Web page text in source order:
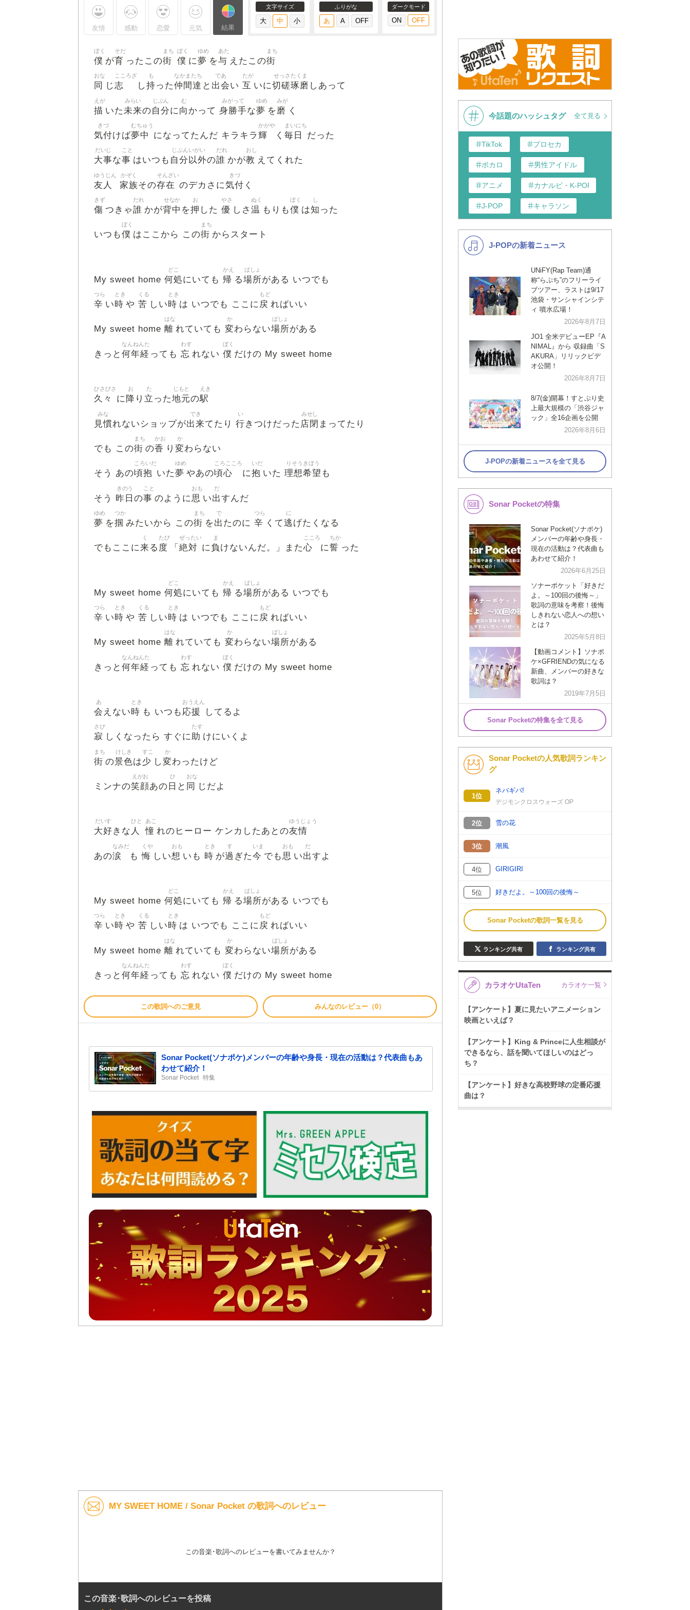
友情 感動 恋愛 元気 結果
文字サイズ ふりがな ダークモード
僕
ぼく
が育
そだ
ったこの街
まち
僕
ぼく
に夢
ゆめ
を与
あた
えたこの街
まち
同
おな
じ志
こころざ
し持
も
った仲間達
なかまたち
と 出会
であ
い 互
たが
いに切磋琢磨
せっさたくま
しあって
描
えが
いた 未来
みらい
の自分
じぶん
に向
む
かって 身勝手
みがって
な夢
ゆめ
を 磨
みが
く
気付
きづ
けば夢中
むちゅう
になってたんだ キラキラ 輝
かがや
く 毎日
まいにち
だった
大事
だいじ
な事
こと
はいつも 自分以外
じぶんいがい
の誰
だれ
かが教
おし
えてくれた
友人
ゆうじん
家族
かぞく
その存在
そんざい
のデカさに気付
きづ
く
傷
きず
つきゃ誰
だれ
かが背中
せなか
を押
お
した 優
やさ
しさ 温
ぬく
もりも僕
ぼく
は知
し
った
いつも僕
ぼく
はここから この街
まち
からスタート
My sweet home 何処
どこ
にいても 帰
かえ
る場所
ばしょ
がある いつでも
辛
つら
い時
とき
や 苦
くる
しい時
とき
は いつでも ここに戻
もど
ればいい
My sweet home 離
はな
れていても 変
か
わらない場所
ばしょ
がある
きっと 何年経
なんねんた
っても 忘
わす
れない 僕
ぼく
だけの My sweet home
久々
ひさびさ
に 降
お
り 立
た
った地元
じもと
の駅
えき
見慣
みな
れないショップが出来
でき
てたり 行
い
きつけだった 店閉
みせし
まってたり
でも この街
まち
の香
かお
り 変
か
わらない
そう あの頃抱
ころいだ
いた夢
ゆめ
やあの頃心
ころこころ
に抱
いだ
いた 理想希望
りそうきぼう
も
そう 昨日
きのう
の事
こと
のように思
おも
い出
だ
すんだ
夢
ゆめ
を掴
つか
みたいから この街
まち
を出
で
たのに 辛
つら
くて逃
に
げたくなる
でもここに来
く
る 度
たび
「 絶対
ぜったい
に負
ま
けないんだ。」また心
こころ
に誓
ちか
った
My sweet home 何処
どこ
にいても 帰
かえ
る場所
ばしょ
がある いつでも
辛
つら
い時
とき
や 苦
くる
しい時
とき
は いつでも ここに戻
もど
ればいい
My sweet home 離
はな
れていても 変
か
わらない場所
ばしょ
がある
きっと 何年経
なんねんた
っても 忘
わす
れない 僕
ぼく
だけの My sweet home
会
あ
えない時
とき
も いつも 応援
おうえん
してるよ
寂
さび
しくなったら すぐに助
たす
けにいくよ
街
まち
の景色
けしき
は少
すこ
し変
か
わったけど
ミンナの笑顔
えがお
あの 日
ひ
と 同
おな
じだよ
大好
だいす
きな 人
ひと
憧
あこ
れのヒーロー ケンカしたあとの友情
ゆうじょう
あの涙
なみだ
も悔
くや
しい想
おも
いも 時
とき
が過
す
ぎた今
いま
でも 思
おも
い出
だ
すよ
My sweet home 何処
どこ
にいても 帰
かえ
る場所
ばしょ
がある いつでも
辛
つら
い時
とき
や 苦
くる
しい時
とき
は いつでも ここに戻
もど
ればいい
My sweet home 離
はな
れていても 変
か
わらない場所
ばしょ
がある
きっと 何年経
なんねんた
っても 忘
わす
れない 僕
ぼく
だけの My sweet home
この歌詞へのご意見 みんなのレビュー（0）
Sonar Pocket(ソナポケ)メンバーの年齢や身長・現在の活動は？代表曲もあ
わせて紹介！
Sonar Pocket 特集
MY SWEET HOME / Sonar Pocket の歌詞へのレビュー
この音楽･歌詞へのレビューを書いてみませんか？
この音楽･歌詞へのレビューを投稿
今話題のハッシュタグ 全て見る
TikTok プロセカ
ボカロ 男性アイドル
アニメ カナルビ・K-POP和訳
J-POP キャラソン
K-POP 演歌・歌謡
洋楽
VTuber ディズニー
J-POPの新着ニュース
UNiFY(Rap Team)通
称“らぷち”のフリーライ
ブツアー、ラストは9/17
池袋・サンシャインシテ
ィ 噴水広場！
2026年8月7日
JO1 全米デビューEP『A
NIMAL』から 収録曲「S
AKURA」リリックビデ
オ公開！
2026年8月7日
8/7(金)開幕！すとぷり史
上最大規模の「渋谷ジャ
ック」全16企画を公開
2026年8月6日
J-POPの新着ニュースを全て見る
Sonar Pocketの特集
Sonar Pocket(ソナポケ)
メンバーの年齢や身長・
現在の活動は？代表曲も
あわせて紹介！
2026年6月25日
ソナーポケット「好きだ
よ。～100回の後悔～」
歌詞の意味を考察！後悔
しきれない恋人への想い
とは？
2025年5月8日
【動画コメント】ソナポ
ケ×GFRIENDの気になる
新曲、メンバーの好きな
歌詞は？
2019年7月5日
Sonar Pocketの特集を全て見る
Sonar Pocketの人気歌詞ランキン
グ
1位
ネバギバ!
デジモンクロスウォーズ OP
2位 雪の花
3位 潮風
4位 GIRIGIRI
5位 好きだよ。～100回の後悔～
Sonar Pocketの歌詞一覧を見る
ランキング共有 ランキング共有
カラオケUtaTen カラオケ一覧
【アンケート】夏に見たいアニメーション
映画といえば？
【アンケート】King & Princeに人生相談が
できるなら、話を聞いてほしいのはどっ
ち？
【アンケート】好きな高校野球の定番応援
曲は？